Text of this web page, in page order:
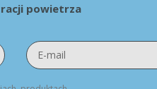
powietrza